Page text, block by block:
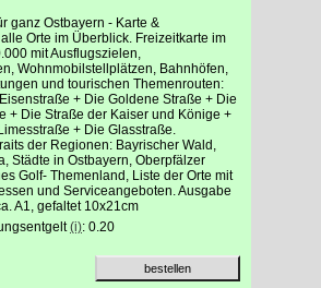
ganz Ostbayern - Karte &
Orte im Überblick. Freizeitkarte im
mit Ausflugszielen,
Wohnmobilstellplätzen, Bahnhöfen,
und tourischen Themenrouten:
+ Die Goldene Straße + Die
+ Die Straße der Kaiser und Könige +
+ Die Glasstraße.
der Regionen: Bayrischer Wald,
Städte in Ostbayern, Oberpfälzer
Golf- Themenland, Liste der Orte mit
und Serviceangeboten. Ausgabe
A1, gefaltet 10x21cm
(i): 0.20